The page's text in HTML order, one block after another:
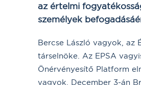
az értelmi
személyek
Bercse László vagyok, az
társelnöke. Az EPSA
Önérvényesítő Platform
vagyok. December 3-án